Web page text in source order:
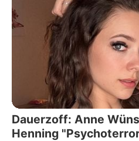
Dauerzoff: Anne
Henning